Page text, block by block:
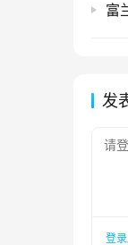
富
发
请
登录